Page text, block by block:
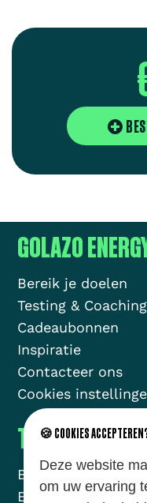
GOLAZO
Bereik je doelen
Testing & Coaching
Cadeaubonnen
Inspiratie
Contacteer ons
Cookies
THE GOLAZO
Brands
Energy
🍪 COOKIES
Deze website
om uw ervaring